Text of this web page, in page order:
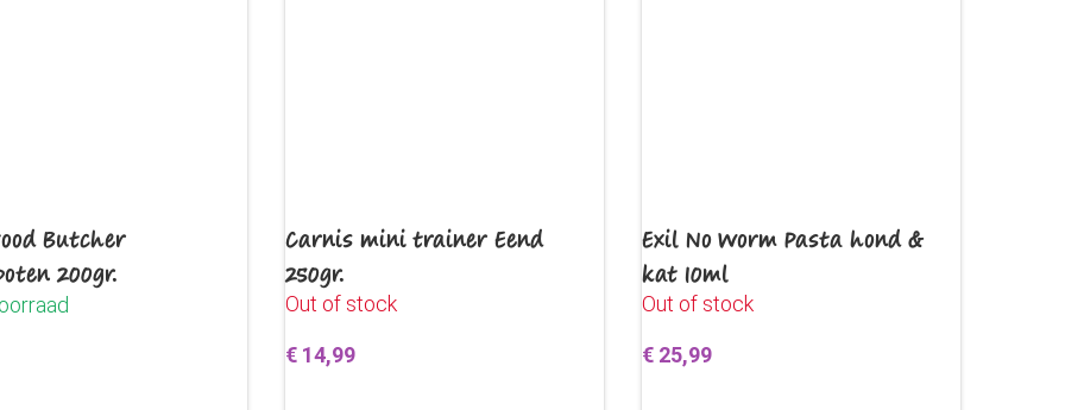
Butcher
200gr.
Carnis mini trainer Eend
250gr.
Out of stock
€ 14,99
Exil No Worm Pasta hond &
kat 10ml
Out of stock
€ 25,99